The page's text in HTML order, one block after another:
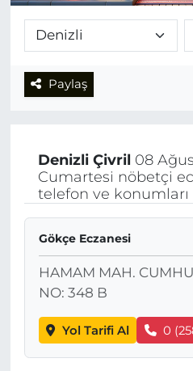
Paylaş
Denizli Çivril08
Cumartesi nöbetçi
telefon ve konumları
Gökçe Eczanesi
HAMAM MAH.
NO: 348 B
Yol Tarifi Al 0